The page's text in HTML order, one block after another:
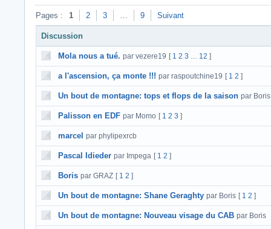
Pages : 1 2 3 … 9 Suivant
Discussion
Mola nous a tué. par vezere19 [ 1 2 3 12 ]
a l'ascension, ça monte !!! par raspoutchine19 [ 1 2 ]
Un bout de montagne: tops et flops de la saison par Boris
Palisson en EDF par Momo [ 1 2 3 ]
marcel par phylipexrcb
Pascal Idieder par Impega [ 1 2 ]
Boris par GRAZ [ 1 2 ]
Un bout de montagne: Shane Geraghty par Boris [ 1 2 ]
Un bout de montagne: Nouveau visage du CAB par Boris